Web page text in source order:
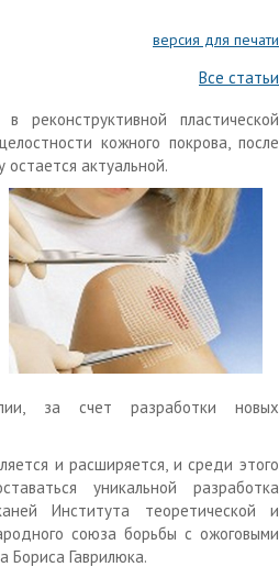
версия для печати
Все статьи
реконструктивной пластической
кожного покрова, после
актуальной.
за счет разработки новых
и расширяется, и среди этого
уникальной разработка
Института теоретической и
союза борьбы с ожоговыми
Бориса Гаврилюка.